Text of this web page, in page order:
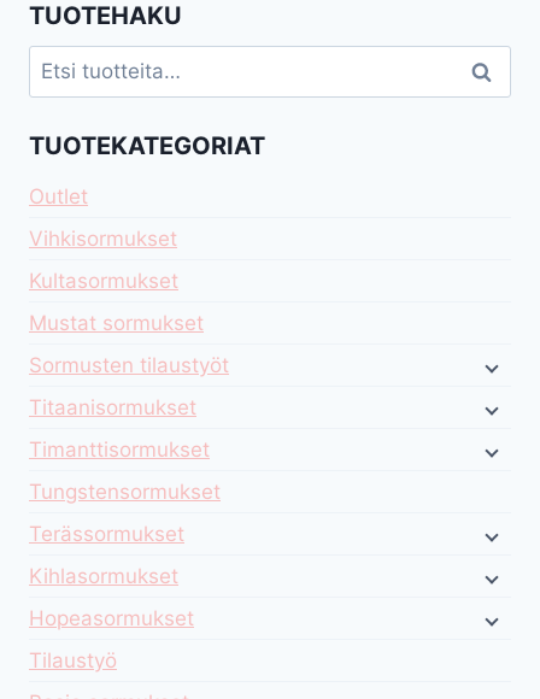
TUOTEHAKU
Etsi: Haku
TUOTEKATEGORIAT
Outlet
Vihkisormukset
Kultasormukset
Mustat sormukset
Sormusten tilaustyöt
Titaanisormukset
Timanttisormukset
Tungstensormukset
Terässormukset
Kihlasormukset
Hopeasormukset
Tilaustyö